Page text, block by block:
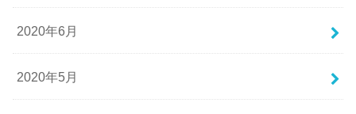
2020年6月
2020年5月